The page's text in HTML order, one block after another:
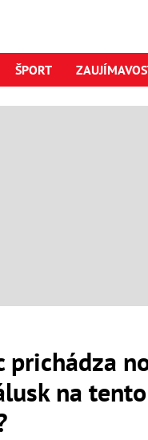
ŠPORT
prichádza
na